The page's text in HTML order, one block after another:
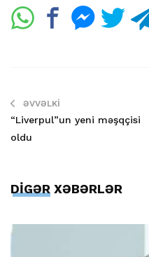
ƏVVƏLKI
“Liverpul”un yeni məşqçisi
oldu
DİGƏR XƏBƏRLƏR